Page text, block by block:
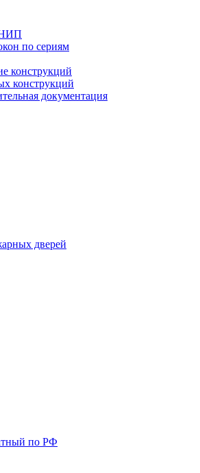
по сериям
конструкций
конструкций
документация
дверей
по РФ